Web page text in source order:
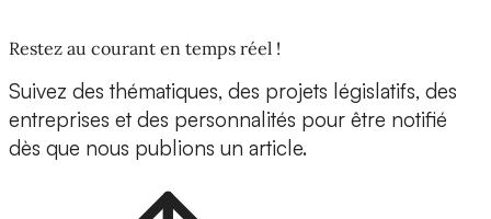
Restez au courant en temps réel !
Suivez des thématiques, des projets législatifs, des
entreprises et des personnalités pour être notifié
dès que nous publions un article.